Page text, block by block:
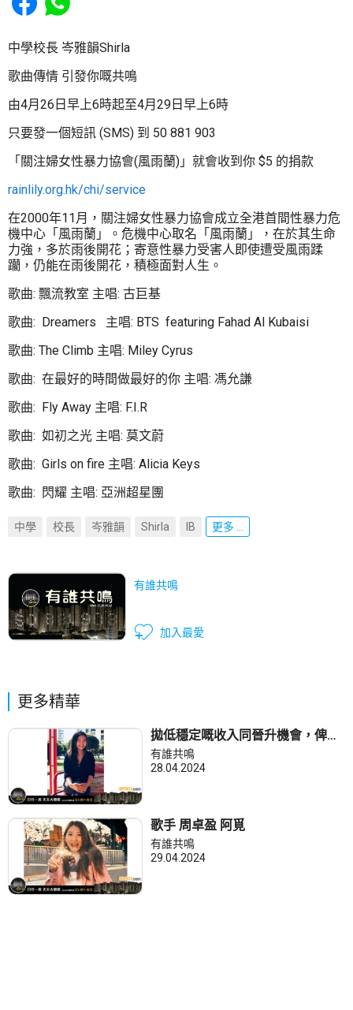
中學校長 岑雅韻Shirla
歌曲傳情 引發你嘅共鳴
由4月26日早上6時起至4月29日早上6時
只要發一個短訊 (SMS) 到 50 881 903
「關注婦女性暴力協會(風雨蘭)」就會收到你 $5 的捐款
rainlily.org.hk/chi/service
在2000年11月，關注婦女性暴力協會成立全港首間性暴力危
機中心「風雨蘭」。危機中心取名「風雨蘭」，在於其生命
力強，多於雨後開花；寄意性暴力受害人即使遭受風雨蹂
躪，仍能在雨後開花，積極面對人生。
歌曲: 飄流教室 主唱: 古巨基
歌曲: Dreamers 主唱: BTS featuring Fahad Al Kubaisi
歌曲: The Climb 主唱: Miley Cyrus
歌曲: 在最好的時間做最好的你 主唱: 馮允謙
歌曲: Fly Away 主唱: F.I.R
歌曲: 如初之光 主唱: 莫文蔚
歌曲: Girls on fire 主唱: Alicia Keys
歌曲: 閃耀 主唱: 亞洲超星團
中學 校長 岑雅韻 Shirla IB 更多 ...
有誰共鳴
加入最愛
更多精華
拋低穩定嘅收入同晉升機會，俾自
己一個成為導演嘅機會。
有誰共鳴
28.04.2024
歌手 周卓盈 阿覓
有誰共鳴
29.04.2024